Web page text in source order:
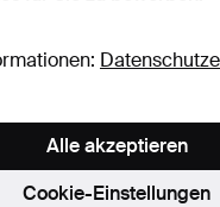
Cookie-Einstellungen
Alle akzeptieren